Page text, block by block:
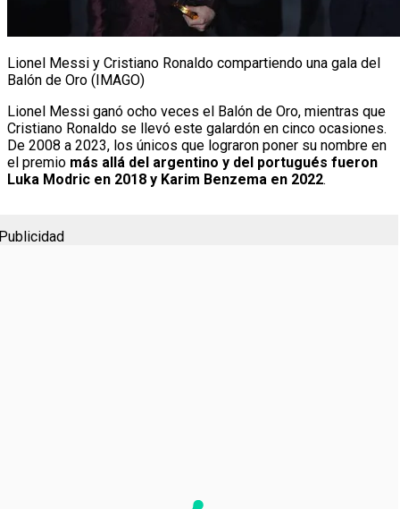
Lionel Messi y Cristiano Ronaldo compartiendo una gala del
Balón de Oro (IMAGO)
Lionel Messi ganó ocho veces el Balón de Oro, mientras que
Cristiano Ronaldo se llevó este galardón en cinco ocasiones.
De 2008 a 2023, los únicos que lograron poner su nombre en
el premio más allá del argentino y del portugués fueron
Luka Modric en 2018 y Karim Benzema en 2022.